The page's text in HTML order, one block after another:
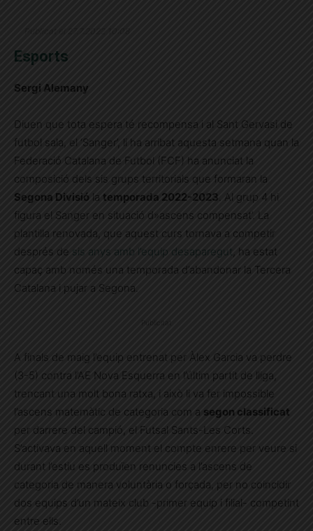
Esports
Sergi Alemany
Diuen que tota espera té recompensa i al Sant Gervasi de
futbol sala, el ‘Sanger’, li ha arribat aquesta setmana quan la
Federació Catalana de Futbol (FCF) ha anunciat la
composició dels sis grups territorials que formaran la
Segona Divisió la temporada 2022-2023 . Al grup 4 hi
figura el Sanger en situació d»ascens compensat’. La
plantilla renovada, que aquest curs tornava a competir
després de sis anys amb l’equip desaparegut , ha estat
capaç amb només una temporada d’abandonar la Tercera
Catalana i pujar a Segona.
A finals de maig l’equip entrenat per Àlex Garcia va perdre
(3-5) contra l’AE Nova Esquerra en l’últim partit de lliga,
trencant una molt bona ratxa, i això li va fer impossible
l’ascens matemàtic de categoria com a segon classificat
per darrere del campió, el Futsal Sants-Les Corts.
S’activava en aquell moment el compte enrere per veure si
durant l’estiu es produïen renuncies a l’ascens de
categoria de manera voluntària o forçada, per no coincidir
dos equips d’un mateix club -primer equip i filial- competint
entre ells.